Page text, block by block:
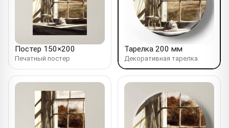
Постер 150×200
Печатный постер
Тарелка 200 мм
Декоративная тарелка